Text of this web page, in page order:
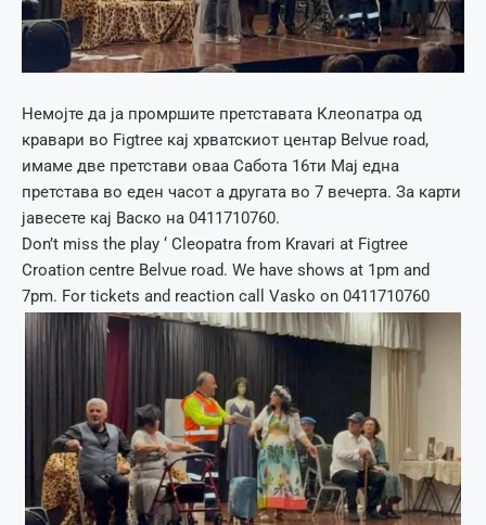
Немојте да ја промршите претставата Клеопатра од
кравари во Figtree кај хрватскиот центар Belvue road,
имаме две претстави оваа Сабота 16ти Мај една
претстава во еден часот а другата во 7 вечерта. За карти
јавесете кај Васко на 0411710760.
Don’t miss the play ‘ Cleopatra from Kravari at Figtree
Croation centre Belvue road. We have shows at 1pm and
7pm. For tickets and reaction call Vasko on 0411710760